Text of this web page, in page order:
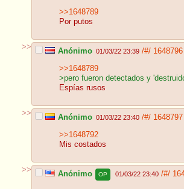
>>1648789
Por putos
>> Anónimo 01/03/22 23:39 /#/ 1648796
>>1648789
>pero fueron detectados y
Espías rusos
>> Anónimo 01/03/22 23:40 /#/ 1648797
>>1648792
Mis costados
>> Anónimo OP 01/03/22 23:40 /#/